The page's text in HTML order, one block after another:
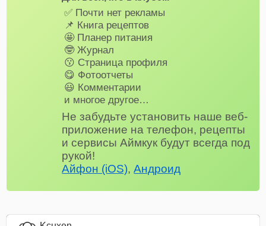
✅ Почти нет рекламы
📌 Книга рецептов
🤩 Планер питания
🤓 Журнал
😗 Страница профиля
😋 Фотоотчеты
😃 Комментарии
и многое другое…
Не забудьте установить наше веб-
приложение на телефон, рецепты
и сервисы Аймкук будут всегда под
рукой!
Айфон (iOS),Андроид